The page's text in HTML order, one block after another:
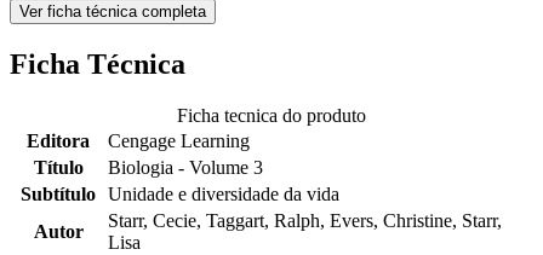
Ver ficha técnica completa
Ficha Técnica
Ficha tecnica do produto
Editora
Cengage Learning
Título
Biologia - Volume 3
Subtítulo Unidade e diversidade da vida
Autor
Starr, Cecie, Taggart, Ralph, Evers, Christine, Starr,
Lisa